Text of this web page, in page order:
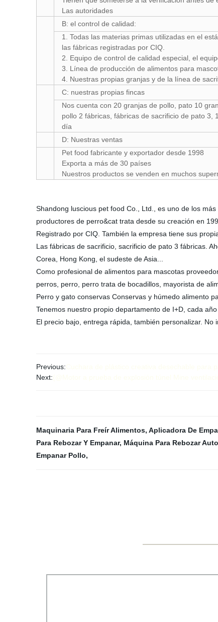
Las autoridades
B: el control de calidad:
1. Todas las materias primas utilizadas en el
las fábricas registradas por CIQ.
2. Equipo de control de calidad especial, el
3. Línea de producción de alimentos para
4. Nuestras propias granjas y de la línea de
C: nuestras propias fincas
Nos cuenta con 20 granjas de pollo, pato 10
pollo 2 fábricas, fábricas de sacrificio de pato 3,
día
D: Nuestras ventas
Pet food fabricante y exportador desde 1998
Exporta a más de 30 países
Nuestros productos se venden en muchos
Shandong luscious pet food Co., Ltd., es uno de los
productores de perro&cat trata desde su creación en
Registrado por CIQ. También la empresa tiene sus
Las fábricas de sacrificio, sacrificio de pato 3 fábricas.
Corea, Hong Kong, el sudeste de Asia...
Como profesional de alimentos para mascotas
perros, perro, perro trata de bocadillos, mayorista de
Perro y gato conservas Conservas y húmedo alimento
Tenemos nuestro propio departamento de I+D, cada
El precio bajo, entrega rápida, también personalizar.
Previous:
Next:
Maquinaria Para Freír Alimentos, Aplicadora De
Para Rebozar Y Empanar, Máquina Para Rebozar
Empanar Pollo,